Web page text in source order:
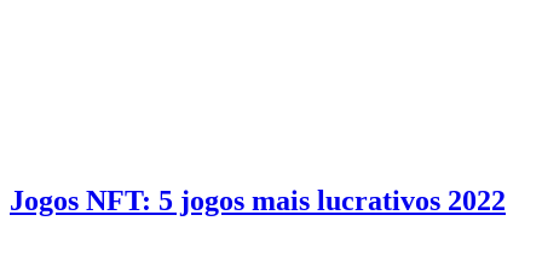
Jogos NFT: 5 jogos mais lucrativos 2022